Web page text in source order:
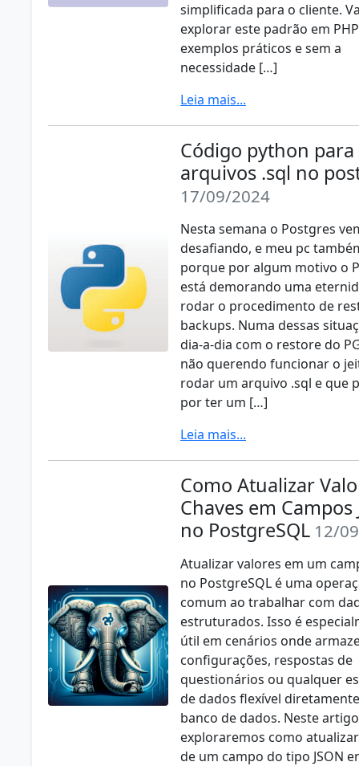
simplificada para o cliente.
explorar este padrão em
exemplos práticos e sem a
necessidade […]
Leia mais...
Código python
arquivos .sql no
17/09/2024
Nesta semana o Postgres
desafiando, e meu pc
porque por algum motivo o
está demorando uma
rodar o procedimento de
backups. Numa dessas
dia-a-dia com o restore do
não querendo funcionar o
rodar um arquivo .sql e que
por ter um […]
Leia mais...
Como Atualizar
Chaves em Campos
no PostgreSQL 12/
Atualizar valores em um
no PostgreSQL é uma
comum ao trabalhar com
estruturados. Isso é
útil em cenários onde
configurações, respostas de
questionários ou qualquer
de dados flexível
banco de dados. Neste
exploraremos como
de um campo do tipo JSON